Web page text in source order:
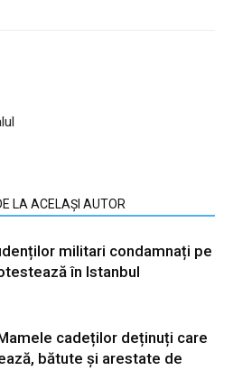
LA ACELAȘI AUTOR
militari condamnați pe
în Istanbul
cadeților deținuți care
bătute și arestate de